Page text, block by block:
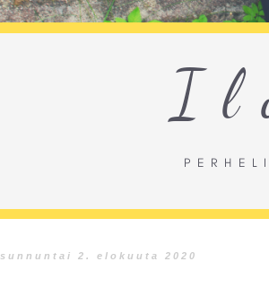
sunnuntai 2. elokuuta 2020